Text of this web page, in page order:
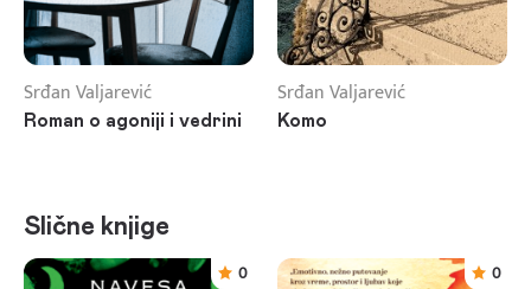
Srđan Valjarević
Roman o agoniji i vedrini
Srđan Valjarević
Komo
Slične knjige
0
0